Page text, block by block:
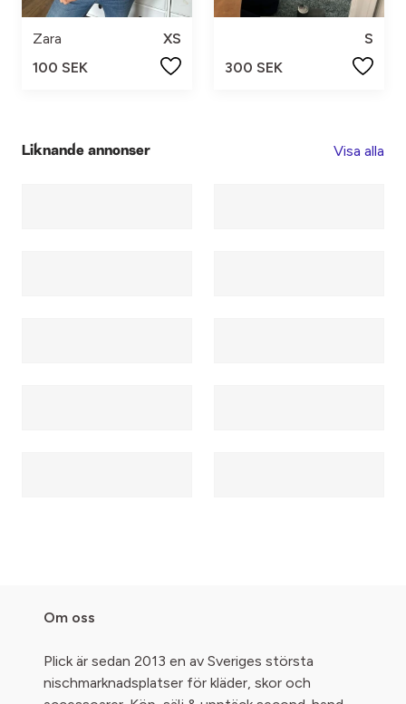
Zara
XS
100 SEK
S
300 SEK
Liknande annonser Visa alla
Om oss
Plick är sedan 2013 en av Sveriges största
nischmarknadsplatser för kläder, skor och